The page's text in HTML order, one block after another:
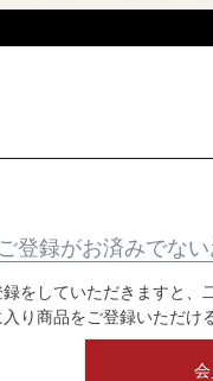
登録がお済みでな
をしていただきますと、
入り商品をご登録いただけ